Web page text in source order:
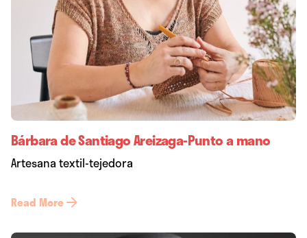
Bárbara de Santiago Areizaga-Punto a mano
Artesana textil-tejedora
Read More